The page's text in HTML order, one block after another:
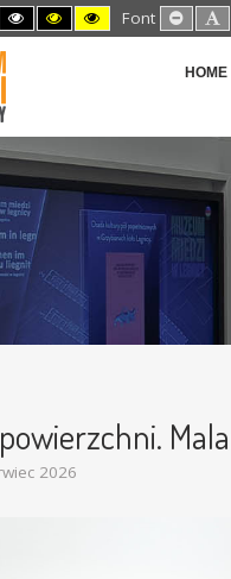
High
Contrast
High
Contrast
High
Contrast
Font Set
HOME
2026